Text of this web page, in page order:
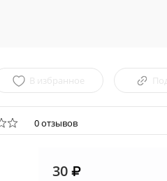
В избранное
0 отзывов
30